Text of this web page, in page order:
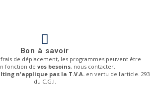
Bon à savoir
de déplacement, les programmes peuvent être
fonction de vos besoins, nous contacter.
n'applique pas la T.V.A. en vertu de l'article. 293
du C.G.I.